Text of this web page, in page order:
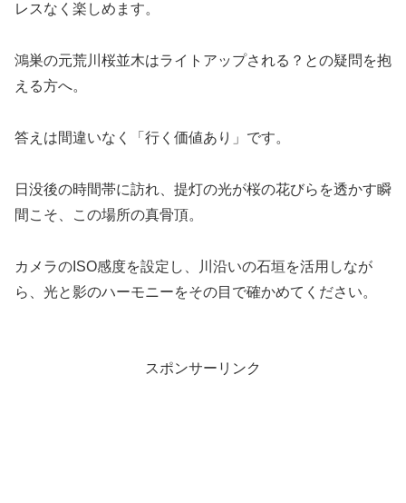
レスなく楽しめます。
鴻巣の元荒川桜並木はライトアップされる？との疑問を抱
える方へ。
答えは間違いなく「行く価値あり」です。
日没後の時間帯に訪れ、提灯の光が桜の花びらを透かす瞬
間こそ、この場所の真骨頂。
カメラのISO感度を設定し、川沿いの石垣を活用しなが
ら、光と影のハーモニーをその目で確かめてください。
スポンサーリンク